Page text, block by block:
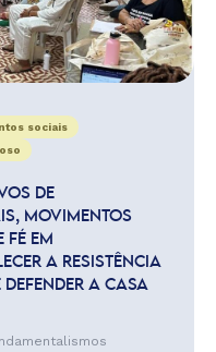
sociais
DE
MOVIMENTOS
FÉ EM
A RESISTÊNCIA
A CASA